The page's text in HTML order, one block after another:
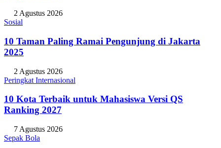
2 Agustus 2026
Sosial
10 Taman Paling Ramai Pengunjung di Jakarta
2025
2 Agustus 2026
Peringkat Internasional
10 Kota Terbaik untuk Mahasiswa Versi QS
Ranking 2027
7 Agustus 2026
Sepak Bola